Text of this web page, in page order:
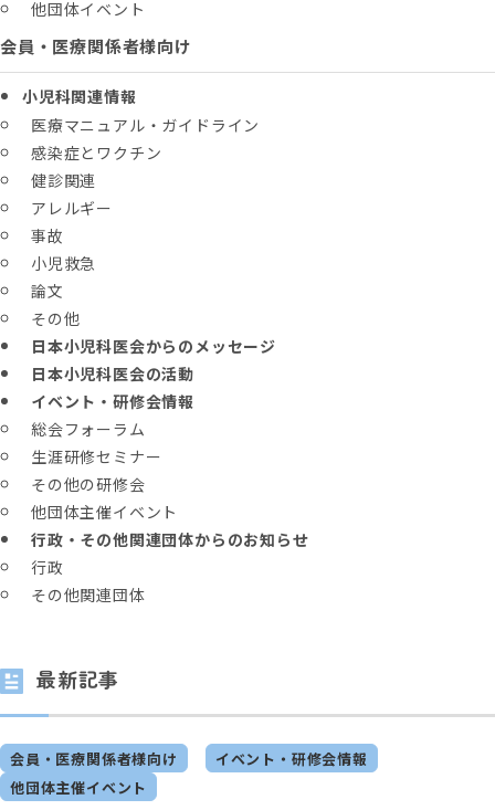
他団体イベント
会員・医療関係者様向け
小児科関連情報
医療マニュアル・ガイドライン
感染症とワクチン
健診関連
アレルギー
事故
小児救急
論文
その他
日本小児科医会からのメッセージ
日本小児科医会の活動
イベント・研修会情報
総会フォーラム
生涯研修セミナー
その他の研修会
他団体主催イベント
行政・その他関連団体からのお知らせ
行政
その他関連団体
最新記事
会員・医療関係者様向け
イベント・研修会情報
他団体主催イベント